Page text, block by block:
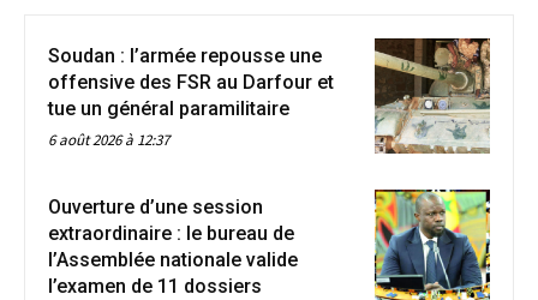
Soudan : l’armée repousse une
offensive des FSR au Darfour et
tue un général paramilitaire
6 août 2026 à 12:37
Ouverture d’une session
extraordinaire : le bureau de
l’Assemblée nationale valide
l’examen de 11 dossiers